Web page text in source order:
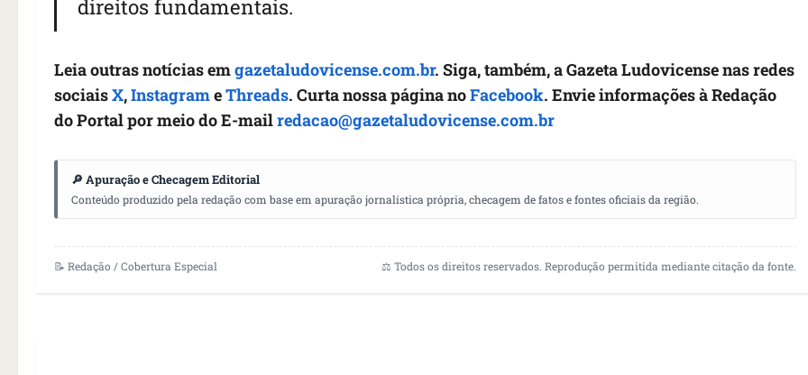
direitos fundamentais.
Leia outras notícias emgazetaludovicense.com.br. Siga, também, a Gazeta Ludovicense nas redes
sociaisX,InstagrameThreads. Curta nossa página noFacebook. Envie informações à Redação
do Portal por meio do E-mailredacao@gazetaludovicense.com.br
🔎 Apuração e Checagem Editorial
Conteúdo produzido pela redação com base em apuração jornalística própria, checagem de fatos e fontes oficiais da região.
📝 Redação / Cobertura Especial ⚖️ Todos os direitos reservados. Reprodução permitida mediante citação da fonte.